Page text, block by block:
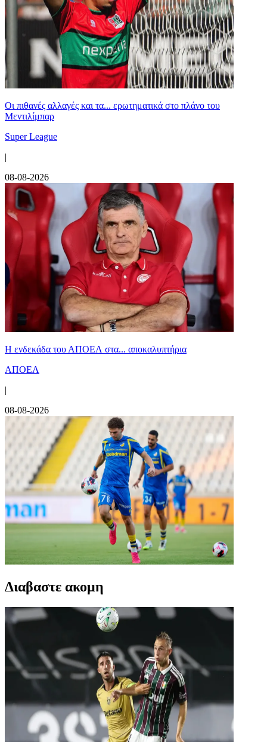
Οι πιθανές αλλαγές και τα... ερωτηματικά στο πλάνο του
Μεντιλίμπαρ
Super League
|
08-08-2026
Η ενδεκάδα του ΑΠΟΕΛ στα... αποκαλυπτήρια
ΑΠΟΕΛ
|
08-08-2026
Διαβαστε ακομη